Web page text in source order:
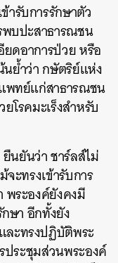
ารับการรักษาตัว
พบปะสาธารณชน
ยดอาการป่วย หรือ
นย้ำว่า กษัตริย์แห่ง
พทย์แก่สาธารณชน
โรคมะเร็งสำหรับ
นยันว่า ชาร์ลส์ไม่
ะทรงเข้ารับการ
พระองค์ยังคงมี
ษา อีกทั้งยัง
ละทรงปฏิบัติพระ
ประชุมส่วนพระองค์